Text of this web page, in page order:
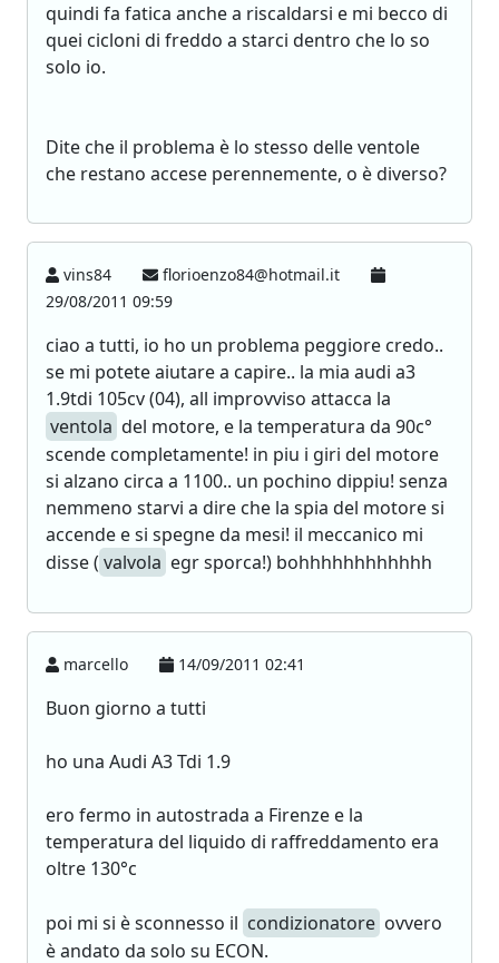
quindi fa fatica anche a riscaldarsi e mi becco di
quei cicloni di freddo a starci dentro che lo so
solo io.
Dite che il problema è lo stesso delle ventole
che restano accese perennemente, o è diverso?
vins84
florioenzo84@hotmail.it
29/08/2011 09:59
ciao a tutti, io ho un problema peggiore credo..
se mi potete aiutare a capire.. la mia audi a3
1.9tdi 105cv (04), all improvviso attacca la
ventola del motore, e la temperatura da 90c°
scende completamente! in piu i giri del motore
si alzano circa a 1100.. un pochino dippiu! senza
nemmeno starvi a dire che la spia del motore si
accende e si spegne da mesi! il meccanico mi
disse ( valvola egr sporca!) bohhhhhhhhhhhh
marcello 14/09/2011 02:41
Buon giorno a tutti
ho una Audi A3 Tdi 1.9
ero fermo in autostrada a Firenze e la
temperatura del liquido di raffreddamento era
oltre 130°c
poi mi si è sconnesso il condizionatore ovvero
è andato da solo su ECON.